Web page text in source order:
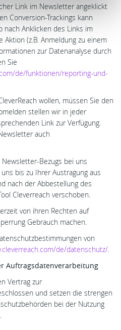
Link im Newsletter angeklickt
Conversion-Trackings kann
nach Anklicken des Links im
(z.B. Anmeldung zu einem
zur Datenanalyse durch
Sie
de/funktionen/reporting-und-
wollen, müssen Sie den
stellen wir in jeder
Link zur Verfügung.
auch
Bezugs bei uns
bis zu Ihrer Austragung aus
nach der Abbestellung des
Cleverreach verschoben.
von ihren Rechten auf
Gebrauch machen.
von
de/datenschutz/.
Auftragsdatenverarbeitung
Vertrag zur
und setzen die strengen
bei der Nutzung